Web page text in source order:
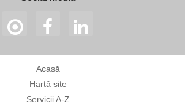
Acasă
Hartă site
Servicii A-Z